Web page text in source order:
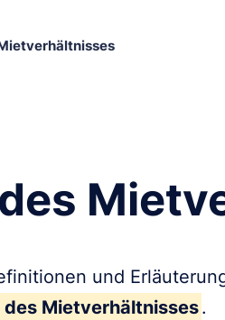
und
des Mietverhältnisses.